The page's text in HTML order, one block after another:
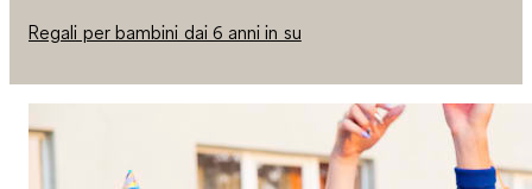
Regali per bambini dai 6 anni in su